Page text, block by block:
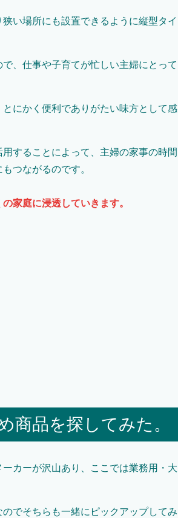
い場所にも設置できるように縦型タイ
、仕事や子育てが忙しい主婦にとって
にかく便利でありがたい味方として感
することによって、主婦の家事の時間
つながるのです。
家庭に浸透していきます。
商品を探してみた。
カーが沢山あり、ここでは業務用・大
でそちらも一緒にピックアップしてみ